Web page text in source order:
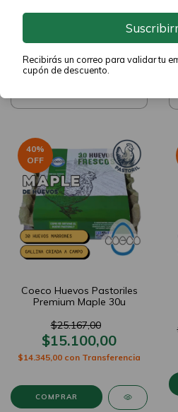
de Buenos
40%
OFF
Coeco Huevos Pastoriles
Premium Maple 30u
$25.167,00
$15.100,00
$14.345,00 con Transferencia
Recibirás un correo para validar tu
cupón de descuento.